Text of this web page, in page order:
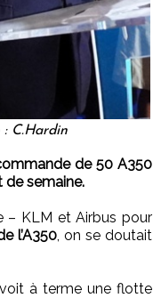
C.Hardin
de 50 A350
semaine.
– KLM et Airbus pour
l’A350, on se doutait
à terme une flotte